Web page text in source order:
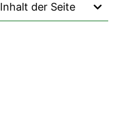
Inhalt der Seite